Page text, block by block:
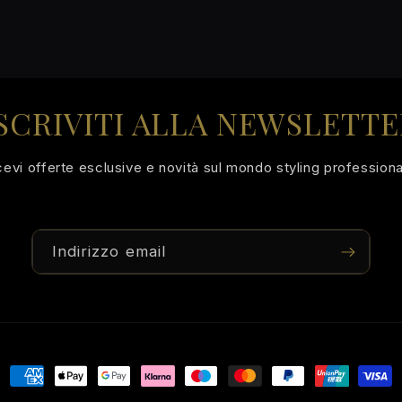
ALLA
offerte esclusive e novità sul mondo styling
Indirizzo email
Metodi
di